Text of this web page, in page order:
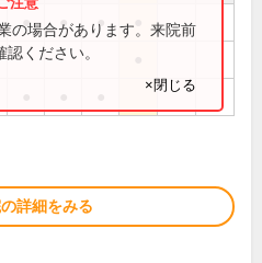
● ● ●
の場合があります。来院前
ください。
×閉じる
詳細をみる